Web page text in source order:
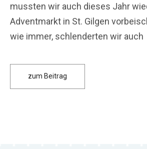
mussten wir auch dieses Jahr
Adventmarkt in St. Gilgen
wie immer, schlenderten wir auch
zum Beitrag